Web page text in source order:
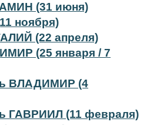
(31 июня)
ноября)
(22 апреля)
(25 января / 7
ВЛАДИМИР (4
ГАВРИИЛ (11 февраля)